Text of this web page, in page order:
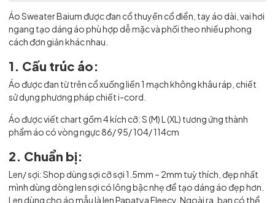
Áo Sweater Baium được đan cổ thuyền cổ điển, tay áo dài, vai hơi
ngang tạo dáng áo phù hợp dễ mặc và phối theo nhiều phong
cách đơn giản khác nhau.
1. Cấu trúc áo:
Áo được đan từ trên cổ xuống liền 1 mạch không khâu ráp, chiết
sử dụng phương pháp chiết i-cord.
Áo được viết chart gồm 4 kích cỡ: S (M) L (XL) tương ứng thành
phẩm áo có vòng ngực 86/ 95/ 104/ 114cm
2. Chuẩn bị:
Len/ sợi: Shop dùng sợi cỡ sợi 1.5mm – 2mm tuỳ thích, đẹp nhất
mình dùng dòng len sợi có lông bậc nhẹ để tạo dáng áo đẹp hơn.
Len dùng cho áo mẫu là lenPapatya Fleecy. Ngoài ra, bạn có thể